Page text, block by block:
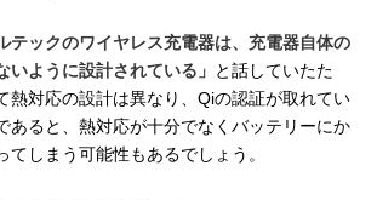
テックのワイヤレス充電器は、充電器自体の
いように設計されている」 と話していたた
熱対応の設計は異なり、Qiの認証が取れてい
あると、熱対応が十分でなくバッテリーにか
てしまう可能性もあるでしょう。